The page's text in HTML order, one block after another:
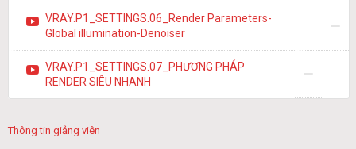
VRAY.P1_SETTINGS.06_Render Parameters-
Global illumination-Denoiser
VRAY.P1_SETTINGS.07_PHƯƠNG PHÁP
RENDER SIÊU NHANH
Thông tin giảng viên